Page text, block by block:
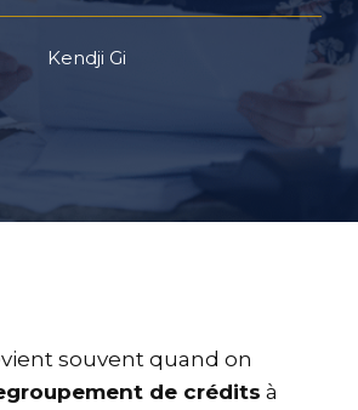
Kendji Gi
souvent quand on
de crédits à